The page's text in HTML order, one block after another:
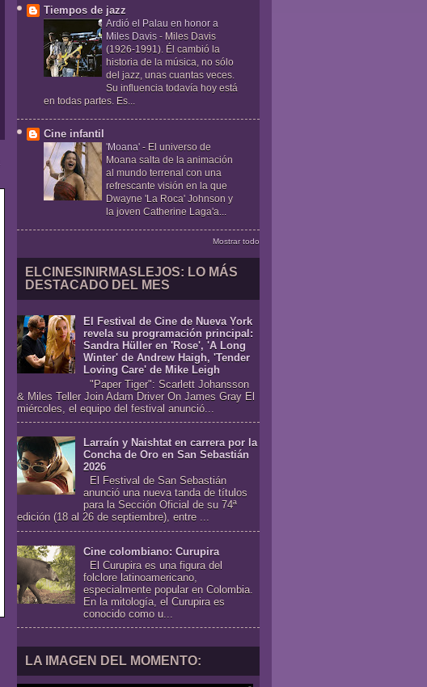
Tiempos de jazz
Ardió el Palau en honor a
Miles Davis - Miles Davis
(1926-1991). Él cambió la
historia de la música, no sólo
del jazz, unas cuantas veces.
Su influencia todavía hoy está
en todas partes. Es...
Cine infantil
'Moana' - El universo de
Moana salta de la animación
al mundo terrenal con una
refrescante visión en la que
Dwayne 'La Roca' Johnson y
la joven Catherine Laga'a...
Mostrar todo
ELCINESINIRMASLEJOS: LO MÁS
DESTACADO DEL MES
El Festival de Cine de Nueva York
revela su programación principal:
Sandra Hüller en 'Rose', 'A Long
Winter' de Andrew Haigh, 'Tender
Loving Care' de Mike Leigh
"Paper Tiger": Scarlett Johansson
& Miles Teller Join Adam Driver On James Gray El
miércoles, el equipo del festival anunció...
Larraín y Naishtat en carrera por la
Concha de Oro en San Sebastián
2026
El Festival de San Sebastián
anunció una nueva tanda de títulos
para la Sección Oficial de su 74ª
edición (18 al 26 de septiembre), entre ...
Cine colombiano: Curupira
El Curupira es una figura del
folclore latinoamericano,
especialmente popular en Colombia.
En la mitología, el Curupira es
conocido como u...
LA IMAGEN DEL MOMENTO: